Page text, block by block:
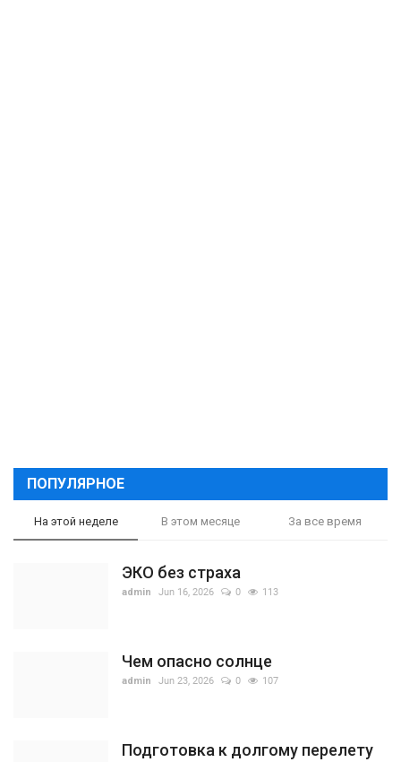
ПОПУЛЯРНОЕ
На этой неделе В этом месяце За все время
ЭКО без страха
admin Jun 16, 2026 0 113
Чем опасно солнце
admin Jun 23, 2026 0 107
Подготовка к долгому перелету